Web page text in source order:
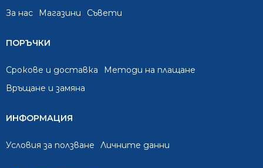
За нас Mагазини Съвети
ПОРЪЧКИ
Срокове и доставка
Методи на плащане
Връщане и замяна
ИНФОРМАЦИЯ
Условия за ползване Личните данни